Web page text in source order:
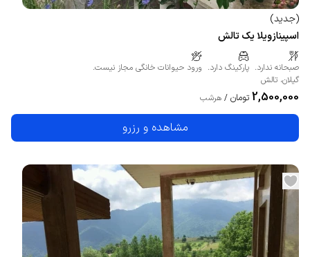
(جدید)
اسپینازویلا یک تالش
صبحانه ندارد. پارکینگ دارد. ورود حیوانات خانگی مجاز نیست.
گیلان، تالش
2,500,000 تومان / هرشب
مشاهده و رزرو